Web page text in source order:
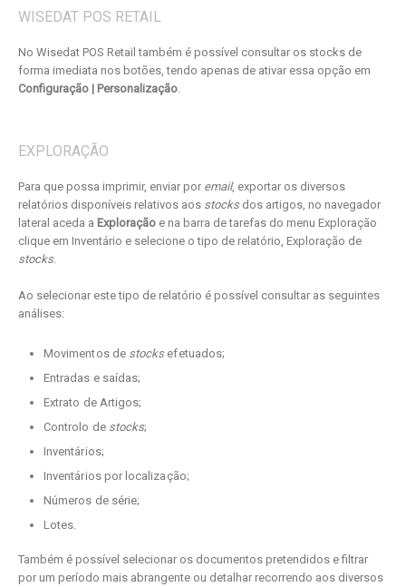
WISEDAT POS RETAIL
No Wisedat POS Retail também é possível consultar os stocks de
forma imediata nos botões, tendo apenas de ativar essa opção em
Configuração | Personalização.
EXPLORAÇÃO
Para que possa imprimir, enviar por email, exportar os diversos
relatórios disponíveis relativos aos stocksdos artigos, no navegador
lateral aceda a Exploração e na barra de tarefas do menu Exploração
clique em Inventário e selecione o tipo de relatório, Exploração de
stocks.
Ao selecionar este tipo de relatório é possível consultar as seguintes
análises:
Movimentos de stocksefetuados;
Entradas e saídas;
Extrato de Artigos;
Controlo de stocks;
Inventários;
Inventários por localização;
Números de série;
Lotes.
Também é possível selecionar os documentos pretendidos e filtrar
por um período mais abrangente ou detalhar recorrendo aos diversos